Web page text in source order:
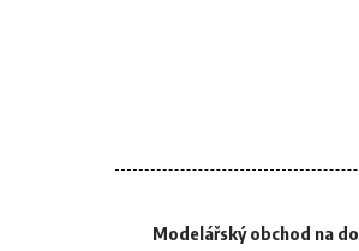
Modelářský obchod na